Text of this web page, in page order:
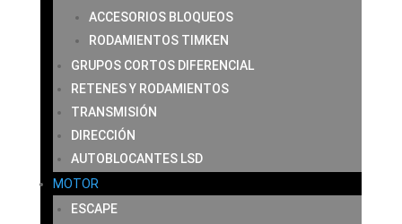
ACCESORIOS BLOQUEOS
RODAMIENTOS TIMKEN
GRUPOS CORTOS DIFERENCIAL
RETENES Y RODAMIENTOS
TRANSMISIÓN
DIRECCIÓN
AUTOBLOCANTES LSD
MOTOR
ESCAPE